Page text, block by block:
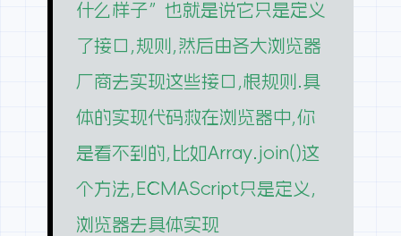
什么样子”也就是说它只是定义
了接口,规则,然后由各大浏览器
厂商去实现这些接口,根规则.具
体的实现代码救在浏览器中,你
是看不到的,比如Array.join()这
个方法,ECMAScript只是定义,
浏览器去具体实现